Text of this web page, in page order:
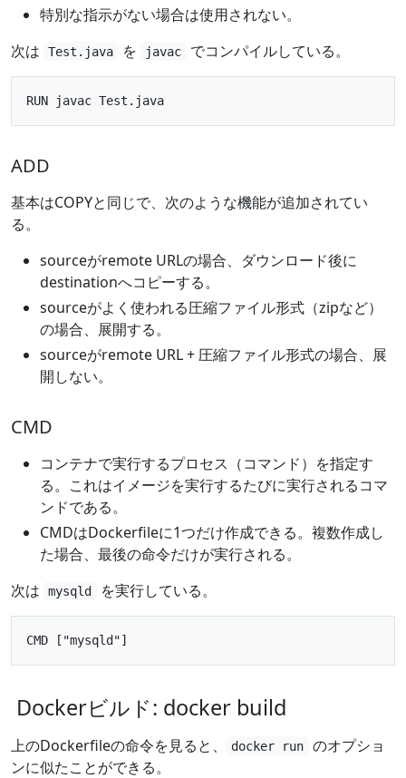
特別な指示がない場合は使用されない。
次は
Test.java を javac でコンパイルしている。
ADD
基本はCOPYと同じで、次のような機能が追加されてい
る。
sourceがremote URLの場合、ダウンロード後に
destinationへコピーする。
sourceがよく使われる圧縮ファイル形式（zipなど）
の場合、展開する。
sourceがremote URL + 圧縮ファイル形式の場合、展
開しない。
CMD
コンテナで実行するプロセス（コマンド）を指定す
る。これはイメージを実行するたびに実行されるコマ
ンドである。
CMDはDockerfileに1つだけ作成できる。複数作成し
た場合、最後の命令だけが実行される。
次は
mysqld を実行している。
Dockerビルド: docker build
上のDockerfileの命令を見ると、 docker run
のオプショ
ンに似たことができる。